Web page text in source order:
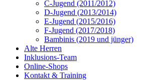
C-Jugend (2011/2012)
D-Jugend (2013/2014)
E-Jugend (2015/2016)
F-Jugend (2017/2018)
Bambinis (2019 und jünger)
Alte Herren
Inklusions-Team
Online-Shops
Kontakt & Training